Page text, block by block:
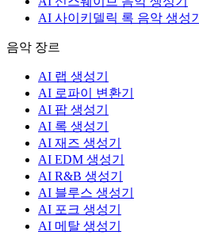
AI 사이키델릭 록 음악 생성기
음악 장르
AI 랩 생성기
AI 로파이 변환기
AI 팝 생성기
AI 록 생성기
AI 재즈 생성기
AI EDM 생성기
AI R&B 생성기
AI 블루스 생성기
AI 포크 생성기
AI 메탈 생성기